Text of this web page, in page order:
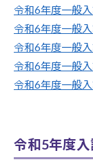
令和6年度一般入
令和6年度一般入
令和6年度一般入
令和6年度一般入
令和6年度一般入
令和5年度入